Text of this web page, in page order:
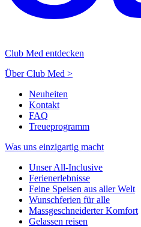
Club Med entdecken
Über Club Med >
Neuheiten
Kontakt
FAQ
Treueprogramm
Was uns einzigartig macht
Unser All-Inclusive
Ferienerlebnisse
Feine Speisen aus aller Welt
Wunschferien für alle
Massgeschneiderter Komfort
Gelassen reisen